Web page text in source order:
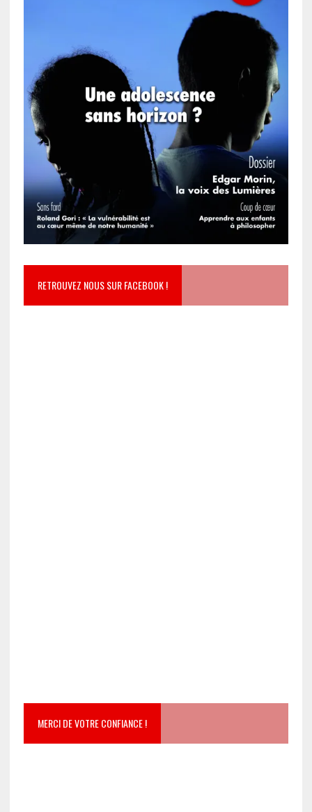
RETROUVEZ NOUS SUR FACEBOOK !
MERCI DE VOTRE CONFIANCE !